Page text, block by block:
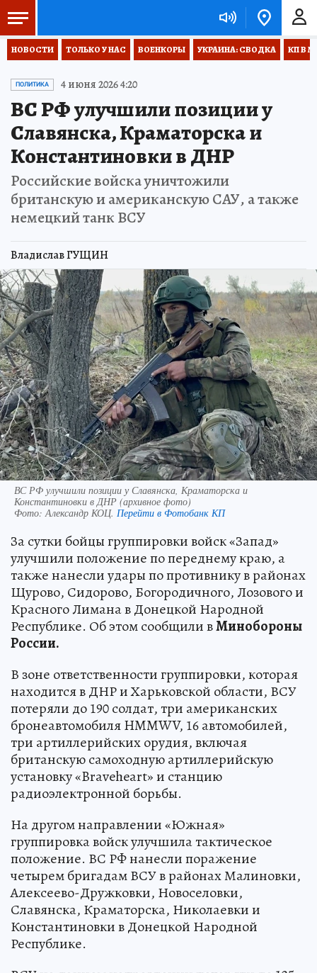
НОВОСТИ ТОЛЬКО У НАС ВОЕНКОРЫ УКРАИНА: СВОДКА КП В
ПОЛИТИКА 4 июня 2026 4:20
ВС РФ улучшили позиции у
Славянска, Краматорска и
Константиновки в ДНР
Российские войска уничтожили
британскую и американскую САУ, а также
немецкий танк ВСУ
Владислав ГУЩИН
ВС РФ улучшили позиции у Славянска, Краматорска и
Константиновки в ДНР (архивное фото)
Фото: Александр КОЦ. Перейти в Фотобанк КП
За сутки бойцы группировки войск «Запад»
улучшили положение по переднему краю, а
также нанесли удары по противнику в районах
Щурово, Сидорово, Богородичного, Лозового и
Красного Лимана в Донецкой Народной
Республике. Об этом сообщили вМинобороны
России.
В зоне ответственности группировки, которая
находится в ДНР и Харьковской области, ВСУ
потеряли до 190 солдат, три американских
бронеавтомобиля HMMWV, 16 автомобилей,
три артиллерийских орудия, включая
британскую самоходную артиллерийскую
установку «Braveheart» и станцию
радиоэлектронной борьбы.
На другом направлении «Южная»
группировка войск улучшила тактическое
положение. ВС РФ нанесли поражение
четырем бригадам ВСУ в районах Малиновки,
Алексеево-Дружковки, Новоселовки,
Славянска, Краматорска, Николаевки и
Константиновки в Донецкой Народной
Республике.